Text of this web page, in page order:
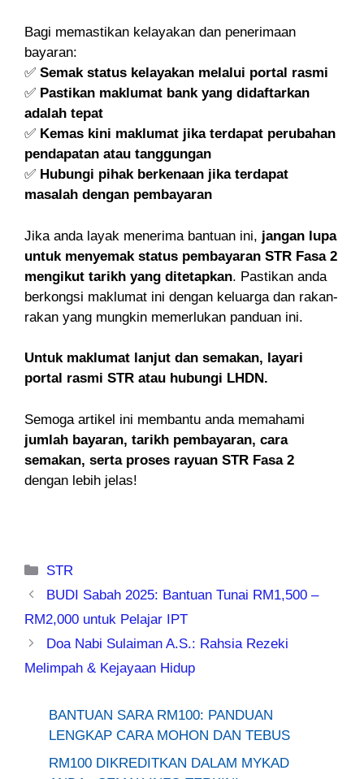
Bagi memastikan kelayakan dan penerimaan
bayaran:
✅ Semak status kelayakan melalui portal rasmi
✅ Pastikan maklumat bank yang didaftarkan
adalah tepat
✅ Kemas kini maklumat jika terdapat perubahan
pendapatan atau tanggungan
✅ Hubungi pihak berkenaan jika terdapat
masalah dengan pembayaran
Jika anda layak menerima bantuan ini, jangan lupa
untuk menyemak status pembayaran STR Fasa 2
mengikut tarikh yang ditetapkan. Pastikan anda
berkongsi maklumat ini dengan keluarga dan rakan-
rakan yang mungkin memerlukan panduan ini.
Untuk maklumat lanjut dan semakan, layari
portal rasmi STR atau hubungi LHDN.
Semoga artikel ini membantu anda memahami
jumlah bayaran, tarikh pembayaran, cara
semakan, serta proses rayuan STR Fasa 2
dengan lebih jelas!
Categories
STR
BUDI Sabah 2025: Bantuan Tunai RM1,500 –
RM2,000 untuk Pelajar IPT
Doa Nabi Sulaiman A.S.: Rahsia Rezeki
Melimpah & Kejayaan Hidup
BANTUAN SARA RM100: PANDUAN
LENGKAP CARA MOHON DAN TEBUS
RM100 DIKREDITKAN DALAM MYKAD